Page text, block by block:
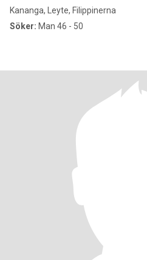
Kananga, Leyte, Filippinerna
Söker: Man 46 - 50